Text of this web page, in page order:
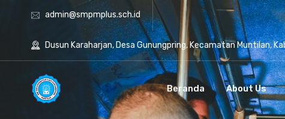
admin@smpmplus.sch.id
Dusun Karaharjan, Desa Gunungpring, Kecamatan Muntilan,
Beranda About Us